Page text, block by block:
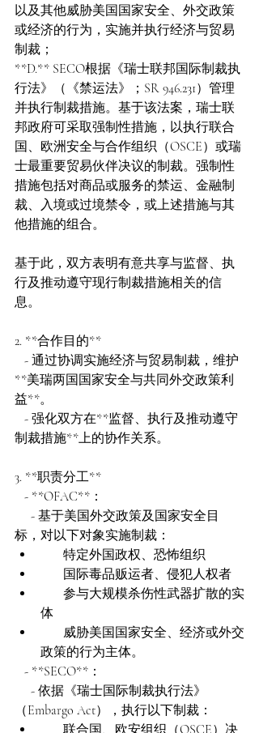
以及其他威胁美国国家安全、外交政策
或经济的行为，实施并执行经济与贸易
制裁；
**D.** SECO根据《瑞士联邦国际制裁执
行法》（《禁运法》；SR 946.231）管理
并执行制裁措施。基于该法案，瑞士联
邦政府可采取强制性措施，以执行联合
国、欧洲安全与合作组织（OSCE）或瑞
士最重要贸易伙伴决议的制裁。强制性
措施包括对商品或服务的禁运、金融制
裁、入境或过境禁令，或上述措施与其
他措施的组合。
基于此，双方表明有意共享与监督、执
行及推动遵守现行制裁措施相关的信
息。
2. **合作目的**
**美瑞两国国家安全与共同外交政策利
益**。
制裁措施**上的协作关系。
3. **职责分工**
   - **OFAC**：
标，对以下对象实施制裁：
       特定外国政权、恐怖组织
       国际毒品贩运者、侵犯人权者
体
政策的行为主体。
   - **SECO**：
（Embargo Act），执行以下制裁：